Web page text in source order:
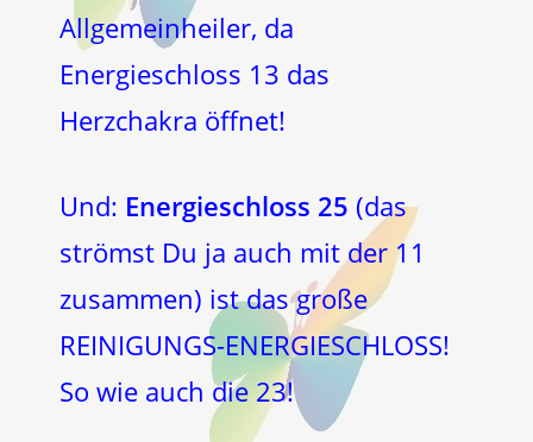
Allgemeinheiler, da
Energieschloss 13 das
Herzchakra öffnet!
Und: Energieschloss 25 (das
strömst Du ja auch mit der 11
zusammen) ist das große
REINIGUNGS-ENERGIESCHLOSS!
So wie auch die 23!